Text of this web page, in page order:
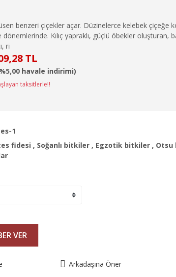
benzeri çiçekler açar. Düzinelerce kelebek çiçeğe
Kılıç yapraklı, güçlü öbekler oluşturan,
ri
TL
havale indirimi)
taksitlerle!!
1
fidesi , Soğanlı bitkiler , Egzotik bitkiler , Otsu
VER
Arkadaşına Öner